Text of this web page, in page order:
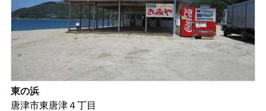
東の浜
唐津市東唐津４丁目